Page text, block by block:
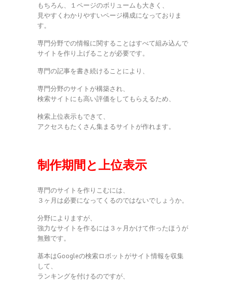
もちろん、１ページのボリュームも大きく、
見やすくわかりやすいページ構成になっておりま
す。
専門分野での情報に関することはすべて組み込んで
サイトを作り上げることが必要です。
専門の記事を書き続けることにより、
専門分野のサイトが構築され、
検索サイトにも高い評価をしてもらえるため、
検索上位表示もできて、
アクセスもたくさん集まるサイトが作れます。
制作期間と上位表示
専門のサイトを作りこむには、
３ヶ月は必要になってくるのではないでしょうか。
分野によりますが、
強力なサイトを作るには３ヶ月かけて作ったほうが
無難です。
基本はGoogleの検索ロボットがサイト情報を収集
して、
ランキングを付けるのですが、